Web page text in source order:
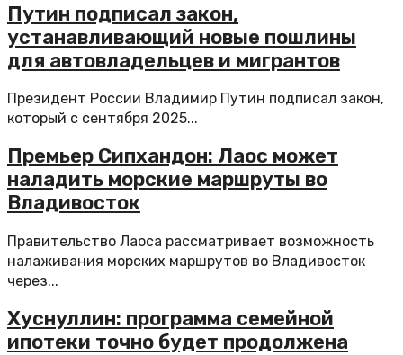
Путин подписал закон,
устанавливающий новые пошлины
для автовладельцев и мигрантов
Президент России Владимир Путин подписал закон,
который с сентября 2025...
Премьер Сипхандон: Лаос может
наладить морские маршруты во
Владивосток
Правительство Лаоса рассматривает возможность
налаживания морских маршрутов во Владивосток
через...
Хуснуллин: программа семейной
ипотеки точно будет продолжена